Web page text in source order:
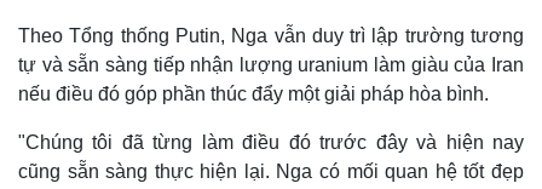
Theo Tổng thống Putin, Nga vẫn duy trì lập trường tương
tự và sẵn sàng tiếp nhận lượng uranium làm giàu của Iran
nếu điều đó góp phần thúc đẩy một giải pháp hòa bình.
"Chúng tôi đã từng làm điều đó trước đây và hiện nay
cũng sẵn sàng thực hiện lại. Nga có mối quan hệ tốt đẹp